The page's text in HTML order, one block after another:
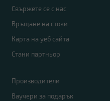
Свържете се с нас
Връщане на стоки
Карта на уеб сайта
Стани партньор
Производители
Ваучери за подарък